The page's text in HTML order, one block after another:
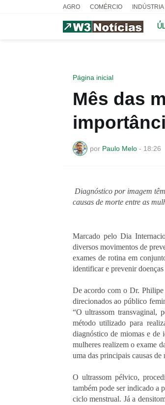
AGRO COMÉRCIO INDÚSTRIA
Página inicial
Mês das
por Paulo Melo - 18:26
Diagnóstico por imagem
causas de morte entre as
Marcado pelo Dia
diversos movimentos de
exames de rotina em
identificar e prevenir doenças
De acordo com o Dr. Philipe
direcionados ao público
“O ultrassom transvaginal,
método utilizado para
diagnóstico de miomas e de
mulheres realizem o exame
uma das principais causas
O ultrassom pélvico,
também pode ser indicado a
ciclo menstrual. Já a